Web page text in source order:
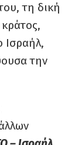
τη δική
Ισραήλ,
την